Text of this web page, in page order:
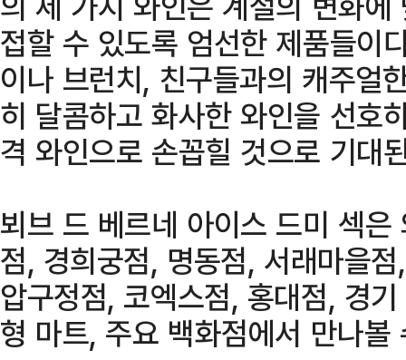
접할 수 있도록 엄선한 제품들이
이나 브런치, 친구들과의 캐주얼
히 달콤하고 화사한 와인을 선호
격 와인으로 손꼽힐 것으로 기대
뵈브 드 베르네 아이스 드미 섹
점, 경희궁점, 명동점, 서래마을
압구정점, 코엑스점, 홍대점, 경
형 마트, 주요 백화점에서 만나볼